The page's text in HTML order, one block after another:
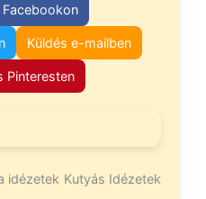
Küldés e-mailben
Pinteresten
idézetek Kutyás Idézetek